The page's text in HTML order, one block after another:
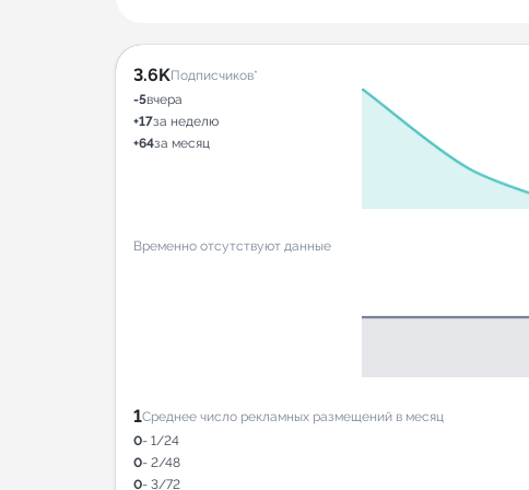
3.6KПодписчиков*
-5вчера
+17за неделю
+64за месяц
Временно отсутствуют данные
1Среднее число рекламных размещений в месяц
0- 1/24
0- 2/48
0- 3/72